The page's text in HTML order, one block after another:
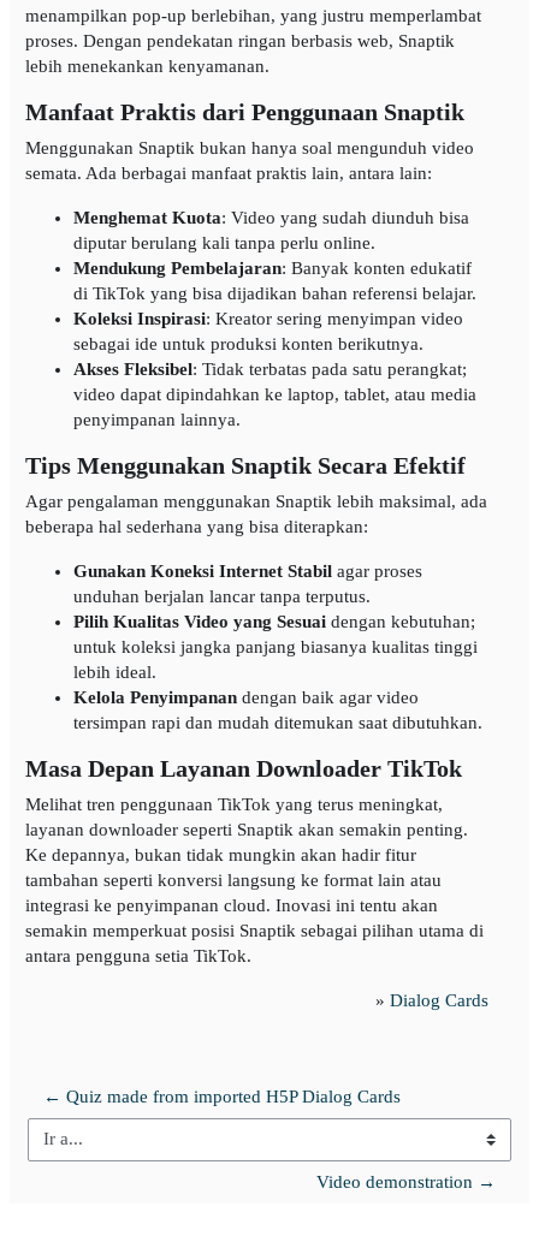
menampilkan pop-up berlebihan, yang justru memperlambat
proses. Dengan pendekatan ringan berbasis web, Snaptik
lebih menekankan kenyamanan.
Manfaat Praktis dari Penggunaan Snaptik
Menggunakan Snaptik bukan hanya soal mengunduh video
semata. Ada berbagai manfaat praktis lain, antara lain:
Menghemat Kuota: Video yang sudah diunduh bisa
diputar berulang kali tanpa perlu online.
Mendukung Pembelajaran: Banyak konten edukatif
di TikTok yang bisa dijadikan bahan referensi belajar.
Koleksi Inspirasi: Kreator sering menyimpan video
sebagai ide untuk produksi konten berikutnya.
Akses Fleksibel: Tidak terbatas pada satu perangkat;
video dapat dipindahkan ke laptop, tablet, atau media
penyimpanan lainnya.
Tips Menggunakan Snaptik Secara Efektif
Agar pengalaman menggunakan Snaptik lebih maksimal, ada
beberapa hal sederhana yang bisa diterapkan:
Gunakan Koneksi Internet Stabilagar proses
unduhan berjalan lancar tanpa terputus.
Pilih Kualitas Video yang Sesuaidengan kebutuhan;
untuk koleksi jangka panjang biasanya kualitas tinggi
lebih ideal.
Kelola Penyimpanandengan baik agar video
tersimpan rapi dan mudah ditemukan saat dibutuhkan.
Masa Depan Layanan Downloader TikTok
Melihat tren penggunaan TikTok yang terus meningkat,
layanan downloader seperti Snaptik akan semakin penting.
Ke depannya, bukan tidak mungkin akan hadir fitur
tambahan seperti konversi langsung ke format lain atau
integrasi ke penyimpanan cloud. Inovasi ini tentu akan
semakin memperkuat posisi Snaptik sebagai pilihan utama di
antara pengguna setia TikTok.
» Dialog Cards
← Quiz made from imported H5P Dialog Cards
Ir a...
Video demonstration →